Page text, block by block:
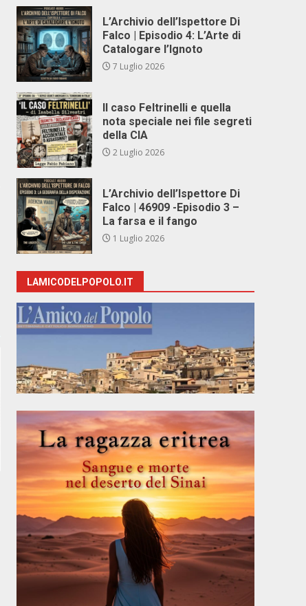
L’Archivio dell’Ispettore Di
Falco | Episodio 4: L’Arte di
Catalogare l’Ignoto
7 Luglio 2026
Il caso Feltrinelli e quella
nota speciale nei file segreti
della CIA
2 Luglio 2026
L’Archivio dell’Ispettore Di
Falco | 46909 -Episodio 3 –
La farsa e il fango
1 Luglio 2026
LAMICODELPOPOLO.IT